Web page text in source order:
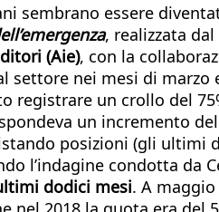
sembrano essere
, realizzata dal
(Aie), con la
settore nei mesi di marzo
registrare un crollo del
un incremento
posizioni (gli ultimi
l’indagine condotta da
dodici mesi. A